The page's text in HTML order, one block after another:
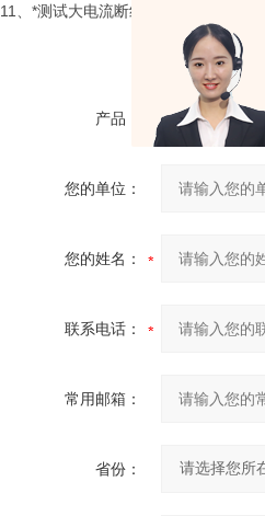
11、*测试大电流断线自动识别!!！
产品：
您的单位：
您的姓名：
联系电话：
常用邮箱：
省份：